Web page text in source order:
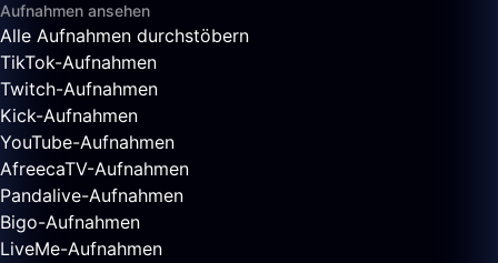
Aufnahmen ansehen
Alle Aufnahmen durchstöbern
TikTok-Aufnahmen
Twitch-Aufnahmen
Kick-Aufnahmen
YouTube-Aufnahmen
AfreecaTV-Aufnahmen
Pandalive-Aufnahmen
Bigo-Aufnahmen
LiveMe-Aufnahmen